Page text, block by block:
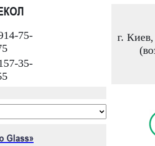
75-
35-
г.
Glass»